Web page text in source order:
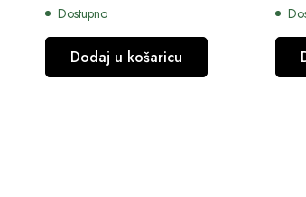
Dostupno
Dodaj u košaricu